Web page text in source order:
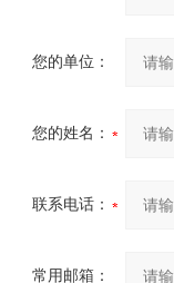
您的单位：
您的姓名：
联系电话：
常用邮箱：